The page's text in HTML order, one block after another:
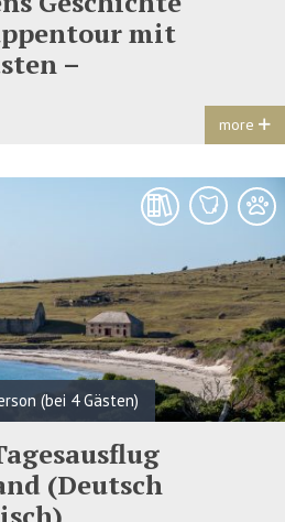
mit
–
more
(bei 4 Gästen)
(Deutsch